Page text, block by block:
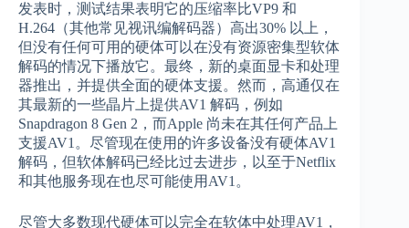
发表时，测试结果表明它的压缩率比VP9 和
H.264（其他常见视讯编解码器）高出30% 以上，
但没有任何可用的硬体可以在没有资源密集型软体
解码的情况下播放它。最终，新的桌面显卡和处理
器推出，并提供全面的硬体支援。然而，高通仅在
其最新的一些晶片上提供AV1 解码，例如
Snapdragon 8 Gen 2，而Apple 尚未在其任何产品上
支援AV1。尽管现在使用的许多设备没有硬体AV1
解码，但软体解码已经比过去进步，以至于Netflix
和其他服务现在也尽可能使用AV1。
尽管大多数现代硬体可以完全在软体中处理AV1，